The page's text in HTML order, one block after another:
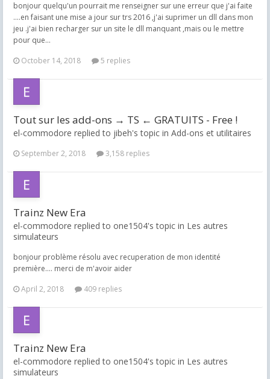
bonjour quelqu'un pourrait me renseigner sur une erreur que j'ai faite
....en faisant une mise a jour sur trs 2016 ,j'ai suprimer un dll dans mon
jeu .j'ai bien recharger sur un site le dll manquant ,mais ou le mettre
pour que...
October 14, 2018
5 replies
Tout sur les add-ons → TS ← GRATUITS - Free !
el-commodore replied to jibeh's topic in Add-ons et utilitaires
September 2, 2018 3,158 replies
Trainz New Era
el-commodore replied to one1504's topic in Les autres
simulateurs
bonjour problème résolu avec recuperation de mon identité
première.... merci de m'avoir aider
April 2, 2018
409 replies
Trainz New Era
el-commodore replied to one1504's topic in Les autres
simulateurs